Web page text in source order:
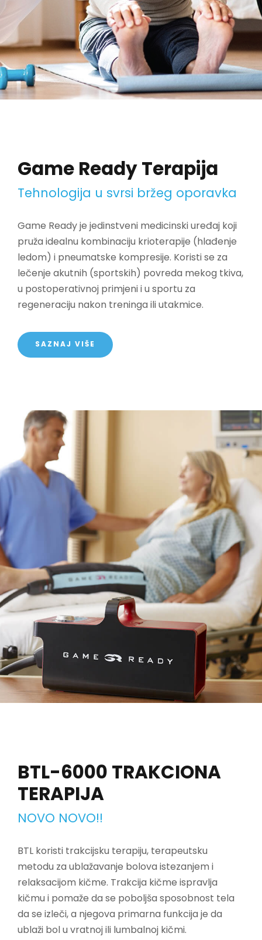
Game Ready Terapija
Tehnologija u svrsi bržeg oporavka
Game Ready je jedinstveni medicinski uređaj koji
pruža idealnu kombinaciju krioterapije (hlađenje
ledom) i pneumatske kompresije. Koristi se za
lečenje akutnih (sportskih) povreda mekog tkiva,
u postoperativnoj primjeni i u sportu za
regeneraciju nakon treninga ili utakmice.
SAZNAJ VIŠE
BTL-6000 TRAKCIONA
TERAPIJA
NOVO NOVO!!
BTL koristi trakcijsku terapiju, terapeutsku
metodu za ublažavanje bolova istezanjem i
relaksacijom kičme. Trakcija kičme ispravlja
kičmu i pomaže da se poboljša sposobnost tela
da se izleči, a njegova primarna funkcija je da
ublaži bol u vratnoj ili lumbalnoj kičmi.